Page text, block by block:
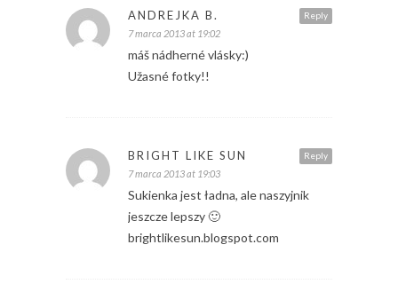
Reply
ANDREJKA B.
7 marca 2013 at 19:02
máš nádherné vlásky:)
Užasné fotky!!
Reply
BRIGHT LIKE SUN
7 marca 2013 at 19:03
Sukienka jest ładna, ale naszyjnik
jeszcze lepszy 🙂
brightlikesun.blogspot.com